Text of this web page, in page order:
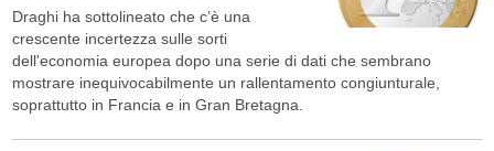
Draghi ha sottolineato che c’è una
crescente incertezza sulle sorti
dell'economia europea dopo una serie di dati che sembrano
mostrare inequivocabilmente un rallentamento congiunturale,
soprattutto in Francia e in Gran Bretagna.